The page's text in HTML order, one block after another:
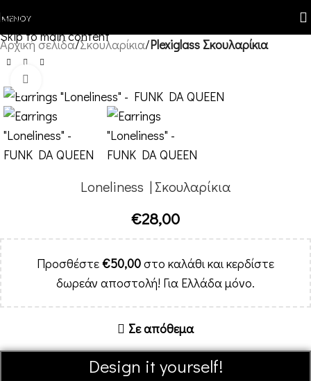
Skip to navigation
Skip to main content
ΜΕΝΟΎ
Αρχική σελίδα Σκουλαρίκια Plexiglass Σκουλαρίκια
Loneliness | Σκουλαρίκια
€28,00
Προσθέστε€50,00στο καλάθι και κερδίστε
δωρεάν αποστολή! Για Ελλάδα μόνο.
Σε απόθεμα
Design it yourself!
Alternative: